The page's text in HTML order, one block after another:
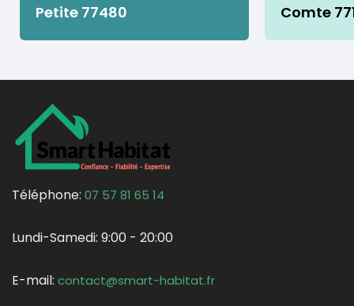
Petite 77480
Comte
Téléphone: 07 57 81 65 14
Lundi-Samedi: 9:00 - 20:00
E-mail: contact@smart-habitat.fr